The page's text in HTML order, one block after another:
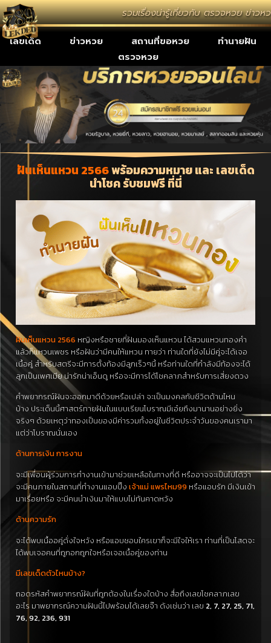
รวมเรื่องน่ารู้เกี่ยวกับ ตรวจหวย ข่าวหว
เลขเด็ด ข่าวหวย สถานที่ขอหวย
ทำนายฝัน
ตรวจหวย
ฝันเห็นแหวน 2566พร้อมความหมาย และ เลขเด็ด
นำโชค รับชมฟรี ที่นี่
ฝันเห็นแหวน 2566 หญิงหรือชายที่ฝันมองเห็นแหวน ได้สวมแหวนทองคำ
แล้วก็แหวนเพชร หรือฝันว่ามีคนให้แหวน ทายว่า ท่านใดที่ยังไม่มีคู่จะได้เจอ
เนื้อคู่ สำหรับสตรีจะมีการตั้งท้องมีลูกเร็วๆนี้ หรือท่านใดที่กำลังมีท้องจะได้
ลูกเป็นเพศเมีย น่ารักน่าเอ็นดู หรือจะมีการได้โชคลาภสำหรับการเสี่ยงดวง
คำพยากรณ์ฝันจะออกมาดีด้วยหรือเปล่า จะเป็นมงคลกับชีวิตด้านไหน
บ้าง ประเด็นนี้ศาสตร์ทายฝันในแบบเรียนโบราณมีเอ๋ยถึงมานานอย่างยิ่ง
จริงๆ ด้วยเหตุว่าทองเป็นของมีค่ารวมทั้งอยู่ในชีวิตประจำวันของคนเรามา
แต่ว่าโบราณนั่นเอง
ด้านการเงิน การงาน
จะมีเพื่อนผู้ร่วมการทำงานเข้ามาช่วยเหลือในทางที่ดี หรืออาจจะเป็นไปได้ว่า
จะมีคนภายในสถานที่ทำงานแอบปิ๊ง เจ้าแม่ แพรไหม99 หรือแอบรัก มีเงินเข้า
มาเรื่อยหรือ จะมีคนนำเงินมาให้แบบไม่ทันคาดหวัง
ด้านความรัก
จะได้พบเนื้ออคู่ดั่งใจหวัง หรือแอบชอบใครเขาก็จะมีใจให้เรา ท่านที่เป็นโสดจะ
ได้พบเจอคนที่ถูกอกถูกใจหรือเจอเนื้อคู่ของท่าน
มีเลขเด็ดตัวไหนบ้าง?
ถอดรหัสคำพยากรณ์ฝันที่ถูกต้องในเรื่องใดบ้าง สื่อถึงเลขโชคลาภเลข
อะไร มาพยากรณ์ความฝันนี้ไปพร้อมได้เลยจ๊า ดังเช่นว่า เลข 2, 7, 27, 25, 71,
76, 92, 236, 931